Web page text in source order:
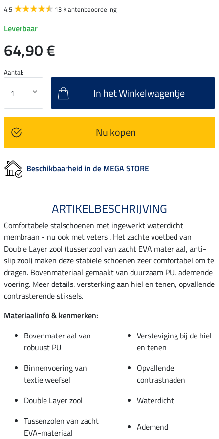
4.5 13 Klantenbeoordeling
Leverbaar
64,90 €
Aantal:
In het Winkelwagentje
Nu kopen
Beschikbaarheid in de MEGA STORE
ARTIKELBESCHRIJVING
Comfortabele stalschoenen met ingewerkt waterdicht
membraan - nu ook met veters . Het zachte voetbed van
Double Layer zool (tussenzool van zacht EVA materiaal, anti-
slip zool) maken deze stabiele schoenen zeer comfortabel om te
dragen. Bovenmateriaal gemaakt van duurzaam PU, ademende
voering. Meer details: versterking aan hiel en tenen, opvallende
contrasterende stiksels.
Materiaalinfo & kenmerken:
Bovenmateriaal van
robuust PU
Versteviging bij de hiel
en tenen
Binnenvoering van
textielweefsel
Opvallende
contrastnaden
Double Layer zool
Waterdicht
Tussenzolen van zacht
EVA-materiaal
Ademend